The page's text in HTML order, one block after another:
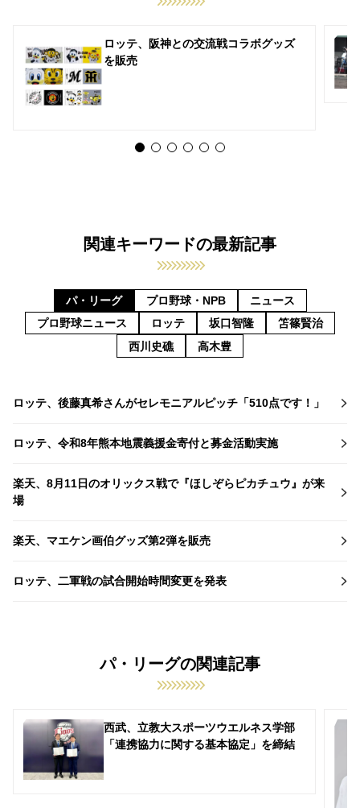
ロッテ、阪神との交流戦コラボグッズ
を販売
関連キーワードの最新記事
パ・リーグ プロ野球・NPB
ニュース
プロ野球ニュース
ロッテ 坂口智隆
笘篠賢治
西川史礁
高木豊
ロッテ、後藤真希さんがセレモニアルピッチ「510点です！」
ロッテ、令和8年熊本地震義援金寄付と募金活動実施
楽天、8月11日のオリックス戦で『ほしぞらピカチュウ』が来
場
楽天、マエケン画伯グッズ第2弾を販売
ロッテ、二軍戦の試合開始時間変更を発表
パ・リーグの関連記事
西武、立教大スポーツウエルネス学部
「連携協力に関する基本協定」を締結